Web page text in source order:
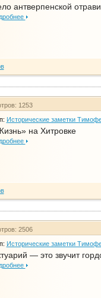
антверпенской
1253
Исторические заметки
на Хитровке
2506
Исторические заметки
— это звучит